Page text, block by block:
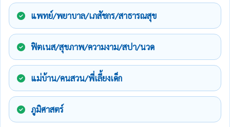
แพทย์/พยาบาล/เภสัชกร/สาธารณสุข
ฟิตเนส/สุขภาพ/ความงาม/สปา/นวด
แม่บ้าน/คนสวน/พี่เลี้ยงเด็ก
ภูมิศาสตร์